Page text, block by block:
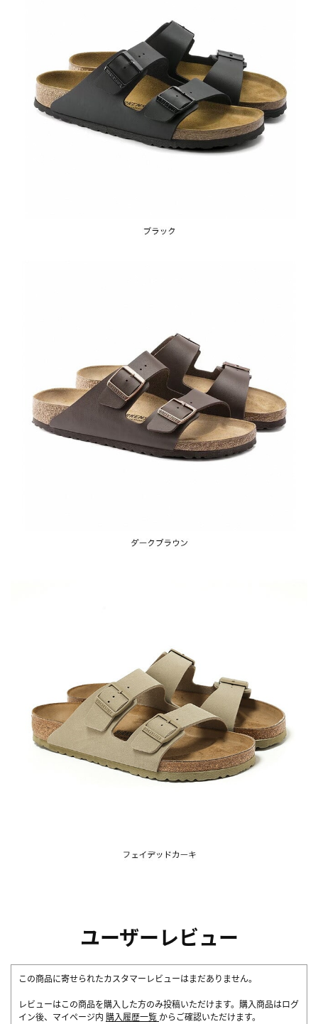
ユーザーレビュー
この商品に寄せられたカスタマーレビューはまだありません。
レビューはこの商品を購入した方のみ投稿いただけます。購入商品はログ
イン後、マイページ内 購入履歴一覧 からご確認いただけます。